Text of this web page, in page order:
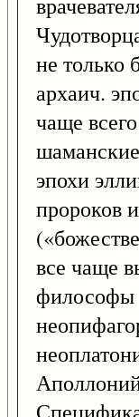
не только
архаич.
чаще
эпохи
пророков
все чаще
философы